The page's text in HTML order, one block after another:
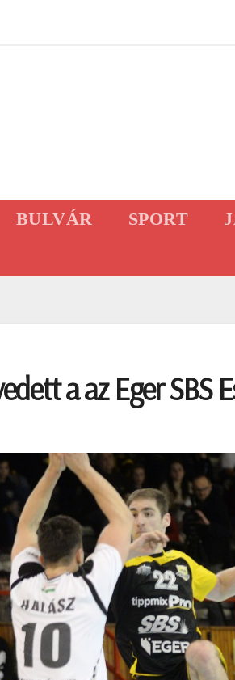
BULVÁR SPORT
a az Eger SBS